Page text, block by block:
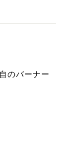
のバーナー